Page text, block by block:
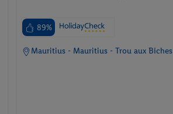
89%
Mauritius - Mauritius - Trou aux Biches